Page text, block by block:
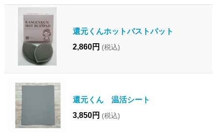
還元くんホットバストパット
2,860円 (税込)
還元くん 温活シート
3,850円 (税込)